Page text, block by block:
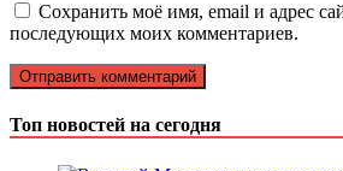
Сохранить моё имя, email и адрес
последующих моих комментариев.
Топ новостей на сегодня